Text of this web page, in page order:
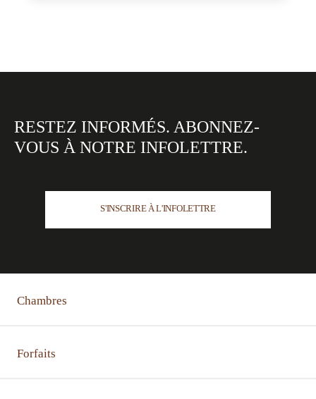
RESTEZ INFORMÉS. ABONNEZ-
VOUS À NOTRE INFOLETTRE.
S'INSCRIRE À L'INFOLETTRE
Chambres
Forfaits